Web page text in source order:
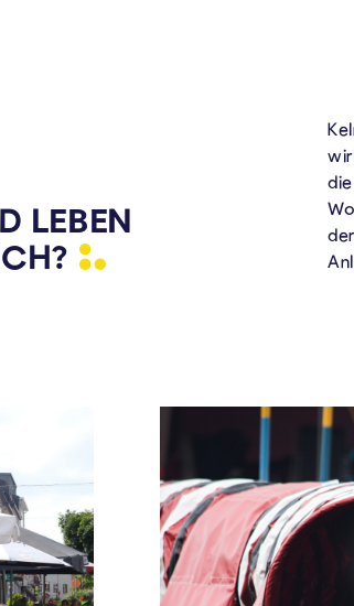
LEBEN